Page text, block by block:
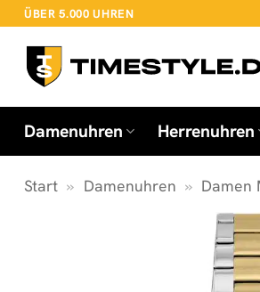
Zum
springen
ÜBER 5.000 UHREN
Damenuhren Herrenuhren
Start » Damenuhren » Damen